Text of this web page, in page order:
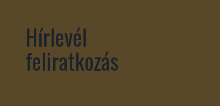
Hírlevél
feliratkozás